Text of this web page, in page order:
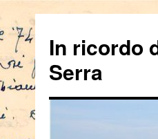
In ricordo
Serra